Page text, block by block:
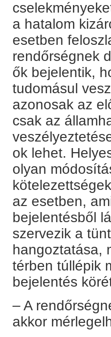
a hatalom
esetben
rendőrségnek
ők bejelentik,
tudomásul
azonosak az
csak az
ok lehet.
olyan
az esetben,
bejelentésből
szervezik a
hangoztatása,
térben túllépik
bejelentés
– A
akkor